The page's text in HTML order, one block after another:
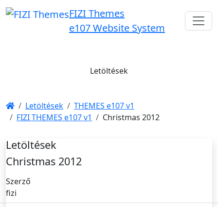
FIZI Themes
e107 Website System
Letöltések
Letöltések
THEMES e107 v1
FIZI THEMES e107 v1
Christmas 2012
Letöltések
Christmas 2012
Szerző
fizi